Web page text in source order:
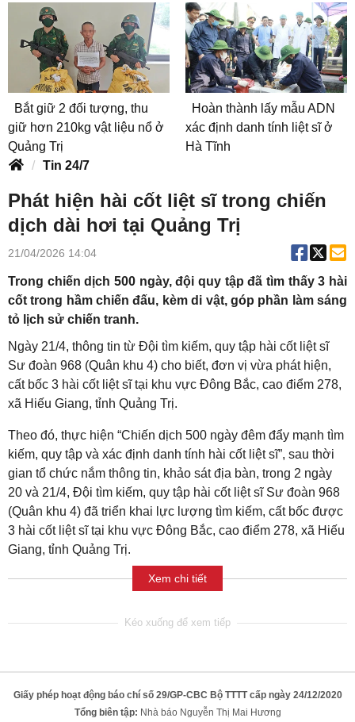
Bắt giữ 2 đối tượng, thu
giữ hơn 210kg vật liệu nổ ở
Quảng Trị
Hoàn thành lấy mẫu ADN
xác định danh tính liệt sĩ ở
Hà Tĩnh
Tin 24/7
Phát hiện hài cốt liệt sĩ trong chiến
dịch dài hơi tại Quảng Trị
21/04/2026 14:04
Trong chiến dịch 500 ngày, đội quy tập đã tìm thấy 3 hài
cốt trong hầm chiến đấu, kèm di vật, góp phần làm sáng
tỏ lịch sử chiến tranh.
Ngày 21/4, thông tin từ Đội tìm kiếm, quy tập hài cốt liệt sĩ
Sư đoàn 968 (Quân khu 4) cho biết, đơn vị vừa phát hiện,
cất bốc 3 hài cốt liệt sĩ tại khu vực Đông Bắc, cao điểm 278,
xã Hiếu Giang, tỉnh Quảng Trị.
Theo đó, thực hiện “Chiến dịch 500 ngày đêm đẩy mạnh tìm
kiếm, quy tập và xác định danh tính hài cốt liệt sĩ”, sau thời
gian tổ chức nắm thông tin, khảo sát địa bàn, trong 2 ngày
20 và 21/4, Đội tìm kiếm, quy tập hài cốt liệt sĩ Sư đoàn 968
(Quân khu 4) đã triển khai lực lượng tìm kiếm, cất bốc được
3 hài cốt liệt sĩ tại khu vực Đông Bắc, cao điểm 278, xã Hiếu
Giang, tỉnh Quảng Trị.
Xem chi tiết
Giấy phép hoạt động báo chí số 29/GP-CBC Bộ TTTT cấp ngày 24/12/2020
Tổng biên tập: Nhà báo Nguyễn Thị Mai Hương